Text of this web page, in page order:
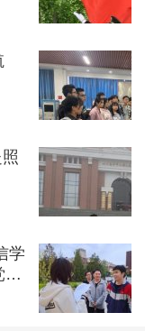
学
日